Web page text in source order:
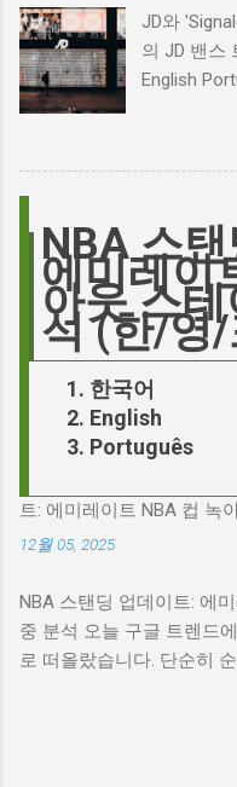
하는 동시
로디의 이
거리가 있
한 비판에
의 이미지
리가 '히스
무엇인지,
시킬 수 있
다. 다니엘
점에서 다
것은 결코
기'의 극한
완벽하게
정도의 연
JD와
의 JD 밴스
English
연결고리
단순히 두
다. 폭스뉴
Hegseth)
치 못한 인
환하며 파
들이 어떻
오늘의 특
의 그림자
인 피트 헤
개된 국방
스의 행위
며, 군의 명
Photo by
제는 여기
NBA 스
에미레이
아웃 스
석 (한/영/
한국어
English
Português
트: 에미레이트 NBA 컵 녹
12월 05, 2025
NBA 스탠딩 업데이트: 에
중 분석 오늘 구글 트렌드
로 떠올랐습니다. 단순히
받고 있습니다. 이번 포스